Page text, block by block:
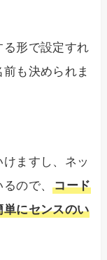
形で設定すれ
も決められま
ますし、ネッ
るので、コード
にセンスのい